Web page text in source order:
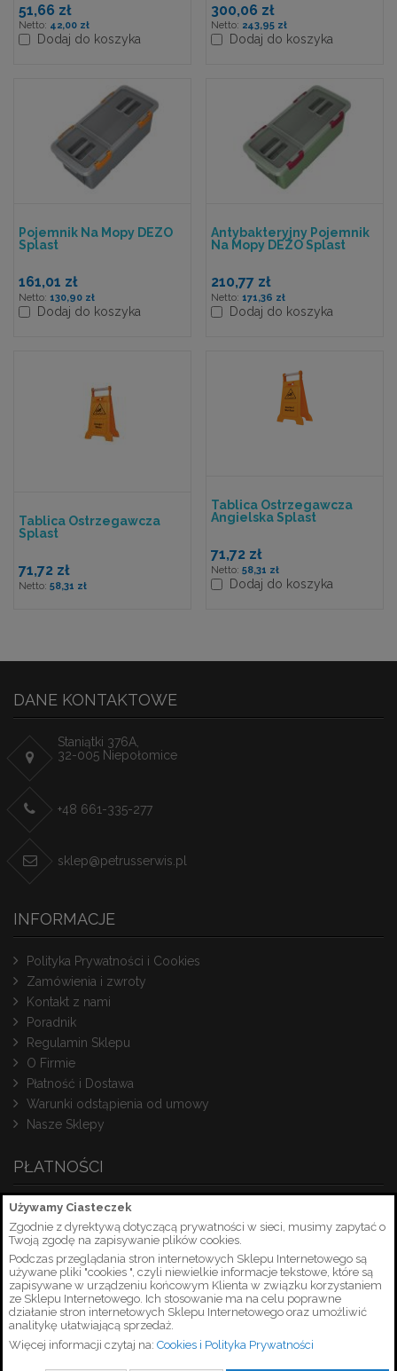
Używamy Ciasteczek
Zgodnie z dyrektywą dotyczącą prywatności w sieci, musimy zapytać o
Twoją zgodę na zapisywanie plików cookies.
Podczas przeglądania stron internetowych Sklepu Internetowego są
używane pliki "cookies ", czyli niewielkie informacje tekstowe, które są
zapisywane w urządzeniu końcowym Klienta w związku korzystaniem
ze Sklepu Internetowego. Ich stosowanie ma na celu poprawne
działanie stron internetowych Sklepu Internetowego oraz umożliwić
analitykę ułatwiającą sprzedaż.
Więcej informacji czytaj na: Cookies i Polityka Prywatności
51,66 zł
42,00 zł
Dodaj do koszyka
300,06 zł
243,95 zł
Dodaj do koszyka
Pojemnik Na Mopy DEZO
Splast
161,01 zł
130,90 zł
Dodaj do koszyka
Antybakteryjny Pojemnik
Na Mopy DEZO Splast
210,77 zł
171,36 zł
Dodaj do koszyka
Tablica Ostrzegawcza
Splast
71,72 zł
58,31 zł
Tablica Ostrzegawcza
Angielska Splast
71,72 zł
58,31 zł
Dodaj do koszyka
DANE KONTAKTOWE
Staniątki 376A,
32-005 Niepołomice
+48 661-335-277
sklep@petrusserwis.pl
INFORMACJE
Polityka Prywatności i Cookies
Zamówienia i zwroty
Kontakt z nami
Poradnik
Regulamin Sklepu
O Firmie
Płatność i Dostawa
Warunki odstąpienia od umowy
Nasze Sklepy
PŁATNOŚCI